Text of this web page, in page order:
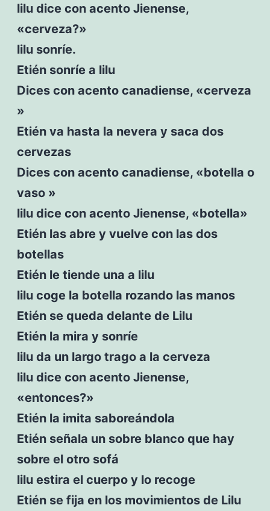
lilu dice con acento Jienense,
«cerveza?»
lilu sonríe.
Etién sonríe a lilu
Dices con acento canadiense, «cerveza
»
Etién va hasta la nevera y saca dos
cervezas
Dices con acento canadiense, «botella o
vaso »
lilu dice con acento Jienense, «botella»
Etién las abre y vuelve con las dos
botellas
Etién le tiende una a lilu
lilu coge la botella rozando las manos
Etién se queda delante de Lilu
Etién la mira y sonríe
lilu da un largo trago a la cerveza
lilu dice con acento Jienense,
«entonces?»
Etién la imita saboreándola
Etién señala un sobre blanco que hay
sobre el otro sofá
lilu estira el cuerpo y lo recoge
Etién se fija en los movimientos de Lilu